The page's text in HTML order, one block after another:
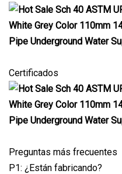
Certificados
Preguntas más frecuentes
P1: ¿Están fabricando?